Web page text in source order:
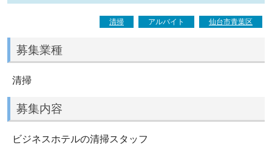
清掃 アルバイト 仙台市青葉区
募集業種
清掃
募集内容
ビジネスホテルの清掃スタッフ